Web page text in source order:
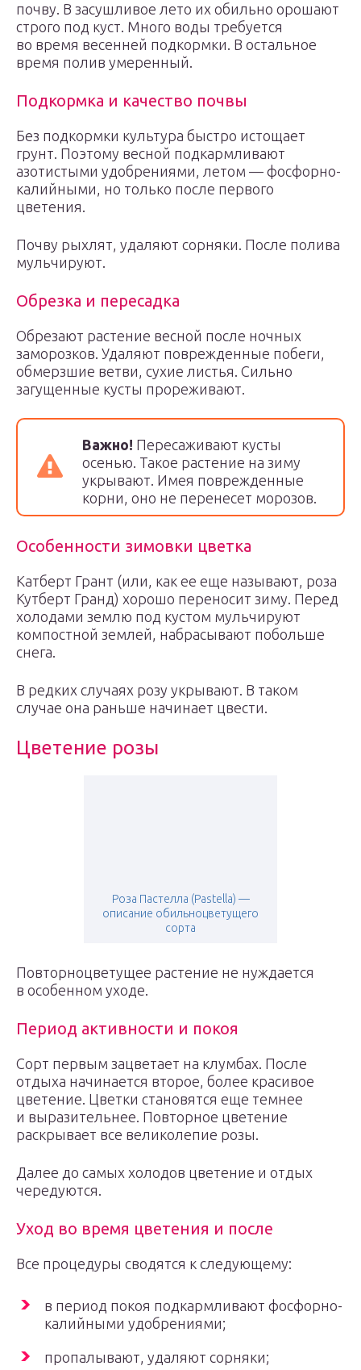
почву. В засушливое лето их обильно орошают
строго под куст. Много воды требуется
во время весенней подкормки. В остальное
время полив умеренный.
Подкормка и качество почвы
Без подкормки культура быстро истощает
грунт. Поэтому весной подкармливают
азотистыми удобрениями, летом — фосфорно-
калийными, но только после первого
цветения.
Почву рыхлят, удаляют сорняки. После полива
мульчируют.
Обрезка и пересадка
Обрезают растение весной после ночных
заморозков. Удаляют поврежденные побеги,
обмерзшие ветви, сухие листья. Сильно
загущенные кусты прореживают.
Важно! Пересаживают кусты
осенью. Такое растение на зиму
укрывают. Имея поврежденные
корни, оно не перенесет морозов.
Особенности зимовки цветка
Катберт Грант (или, как ее еще называют, роза
Кутберт Гранд) хорошо переносит зиму. Перед
холодами землю под кустом мульчируют
компостной землей, набрасывают побольше
снега.
В редких случаях розу укрывают. В таком
случае она раньше начинает цвести.
Цветение розы
Роза Пастелла (Pastella) —
описание обильноцветущего
сорта
Повторноцветущее растение не нуждается
в особенном уходе.
Период активности и покоя
Сорт первым зацветает на клумбах. После
отдыха начинается второе, более красивое
цветение. Цветки становятся еще темнее
и выразительнее. Повторное цветение
раскрывает все великолепие розы.
Далее до самых холодов цветение и отдых
чередуются.
Уход во время цветения и после
Все процедуры сводятся к следующему:
в период покоя подкармливают фосфорно-
калийными удобрениями;
пропалывают, удаляют сорняки;